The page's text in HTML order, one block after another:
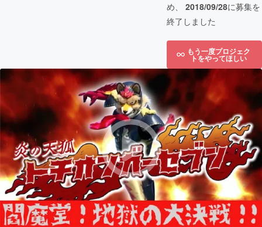
め、 2018/09/28に募集を
終了しました
もう一度プロジェク
トをやってほしい